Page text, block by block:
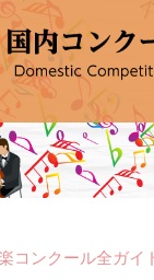
コンクール全ガイ